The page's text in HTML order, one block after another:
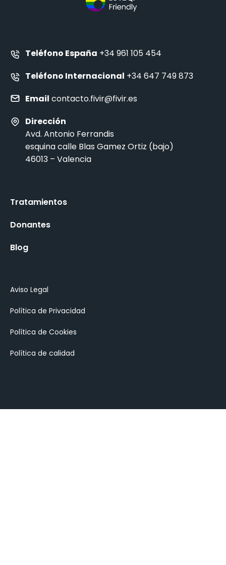
Teléfono España +34 961 105 454
Teléfono Internacional +34 647 749 873
Email contacto.fivir@fivir.es
Dirección
Avd. Antonio Ferrandis
esquina calle Blas Gamez Ortiz (bajo)
46013 – Valencia
Tratamientos
Donantes
Blog
Aviso Legal
Política de Privacidad
Política de Cookies
Política de calidad